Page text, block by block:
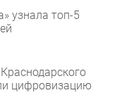
узнала топ-5
цифровизацию